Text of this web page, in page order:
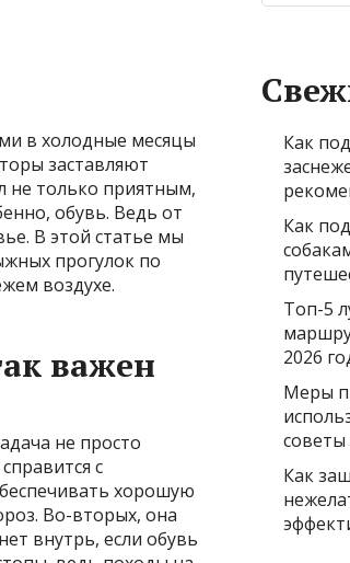
в холодные месяцы
заставляют
не только приятным,
обувь. Ведь от
В этой статье мы
прогулок по
воздухе.
важен
не просто
с
хорошую
Во-вторых, она
внутрь, если обувь
Как
Как
Топ-5
2026
Меры
советы
Как